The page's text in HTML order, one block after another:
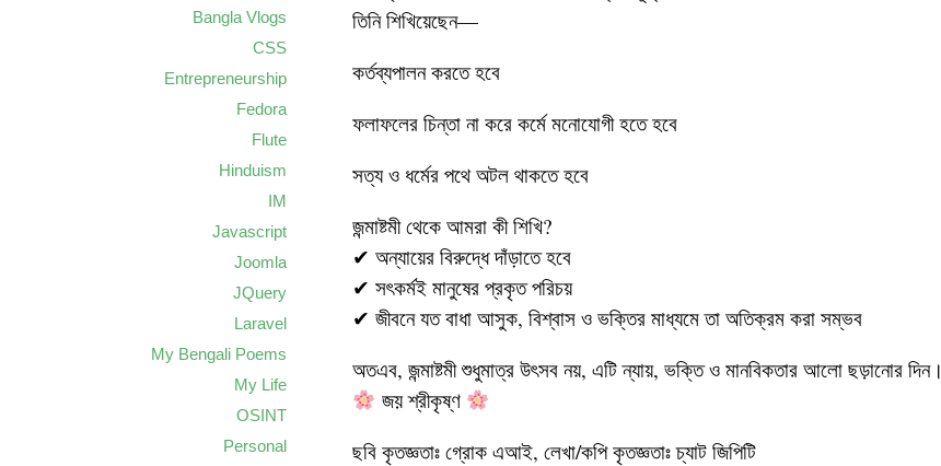
তিনি শিখিয়েছেন—
কর্তব্যপালন করতে হবে
ফলাফলের চিন্তা না করে কর্মে মনোযোগী হতে হবে
সত্য ও ধর্মের পথে অটল থাকতে হবে
জন্মাষ্টমী থেকে আমরা কী শিখি?
✔ অন্যায়ের বিরুদ্ধে দাঁড়াতে হবে
✔ সৎকর্মই মানুষের প্রকৃত পরিচয়
✔ জীবনে যত বাধা আসুক, বিশ্বাস ও ভক্তির মাধ্যমে তা অতিক্রম করা সম্ভব
অতএব, জন্মাষ্টমী শুধুমাত্র উৎসব নয়, এটি ন্যায়, ভক্তি ও মানবিকতার আলো ছড়ানোর দিন।
জয় শ্রীকৃষ্ণ
ছবি কৃতজ্ঞতাঃ গ্রোক এআই, লেখা/কপি কৃতজ্ঞতাঃ চ্যাট জিপিটি
Bangla Vlogs
CSS
Entrepreneurship
Fedora
Flute
Hinduism
IM
Javascript
Joomla
JQuery
Laravel
My Bengali Poems
My Life
OSINT
Personal